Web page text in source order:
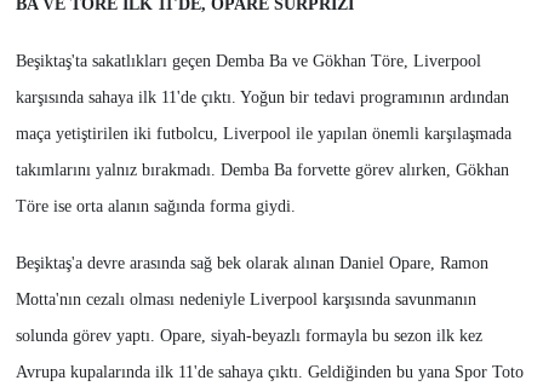
BA VE TÖRE İLK 11'DE, OPARE SÜRPRİZİ
Beşiktaş'ta sakatlıkları geçen Demba Ba ve Gökhan Töre, Liverpool
karşısında sahaya ilk 11'de çıktı. Yoğun bir tedavi programının ardından
maça yetiştirilen iki futbolcu, Liverpool ile yapılan önemli karşılaşmada
takımlarını yalnız bırakmadı. Demba Ba forvette görev alırken, Gökhan
Töre ise orta alanın sağında forma giydi.
Beşiktaş'a devre arasında sağ bek olarak alınan Daniel Opare, Ramon
Motta'nın cezalı olması nedeniyle Liverpool karşısında savunmanın
solunda görev yaptı. Opare, siyah-beyazlı formayla bu sezon ilk kez
Avrupa kupalarında ilk 11'de sahaya çıktı. Geldiğinden bu yana Spor Toto